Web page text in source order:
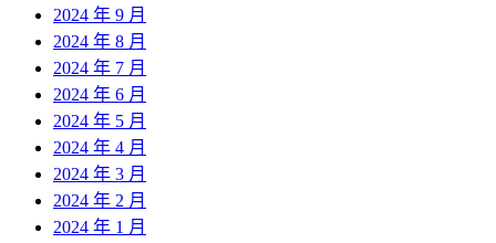
2024 年 9 月
2024 年 8 月
2024 年 7 月
2024 年 6 月
2024 年 5 月
2024 年 4 月
2024 年 3 月
2024 年 2 月
2024 年 1 月